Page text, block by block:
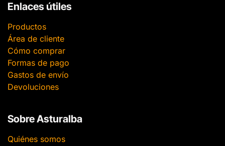
Enlaces útiles
Productos
Área de cliente
Cómo comprar
Formas de pago
Gastos de envío
Devoluciones
Sobre Asturalba
Quiénes somos